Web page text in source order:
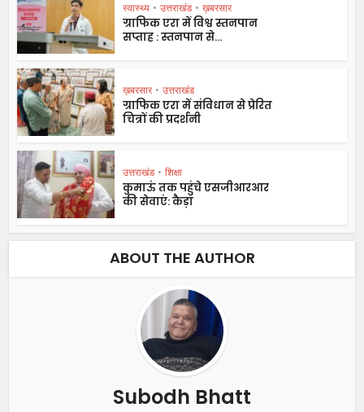
स्वास्थ्य • उत्तराखंड • ख़बरसार
ग्राफिक एरा में विश्व स्तनपान
सप्ताह : स्तनपान से...
ख़बरसार • उत्तराखंड
ग्राफिक एरा में संविधान से प्रेरित
चित्रों की प्रदर्शनी
उत्तराखंड • शिक्षा
कुमाऊं तक पहुंचे एसजीआरआर
की सेवाएं: कैड़ा
ABOUT THE AUTHOR
Subodh Bhatt